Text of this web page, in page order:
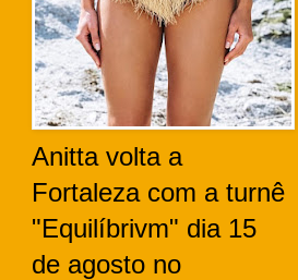
Anitta volta a
Fortaleza com a turnê
"Equilíbrivm" dia 15
de agosto no